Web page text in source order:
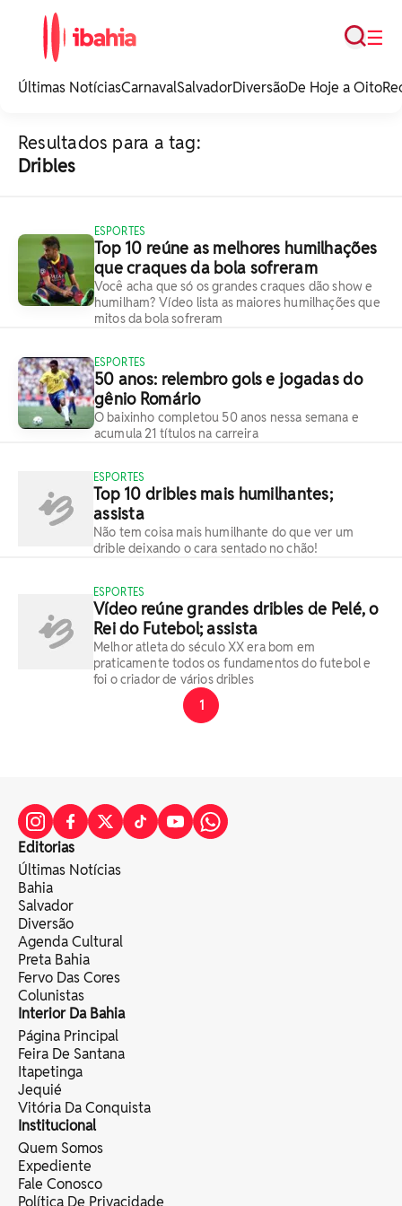
noticias e
☰
Busca
Últimas NotíciasCarnavalSalvadorDiversãoDe Hoje a Oito
Resultados para a tag:
Dribles
ESPORTES
Top 10 reúne as melhores humilhações
que craques da bola sofreram
Você acha que só os grandes craques dão show e
humilham? Vídeo lista as maiores humilhações que
mitos da bola sofreram
ESPORTES
50 anos: relembro gols e jogadas do
gênio Romário
O baixinho completou 50 anos nessa semana e
acumula 21 títulos na carreira
ESPORTES
Top 10 dribles mais humilhantes;
assista
Não tem coisa mais humilhante do que ver um
drible deixando o cara sentado no chão!
ESPORTES
Vídeo reúne grandes dribles de Pelé, o
Rei do Futebol; assista
Melhor atleta do século XX era bom em
praticamente todos os fundamentos do futebol e
foi o criador de vários dribles
1
Editorias
Últimas Notícias
Bahia
Salvador
Diversão
Agenda Cultural
Preta Bahia
Fervo Das Cores
Colunistas
Interior Da Bahia
Página Principal
Feira De Santana
Itapetinga
Jequié
Vitória Da Conquista
Institucional
Quem Somos
Expediente
Fale Conosco
Política De Privacidade